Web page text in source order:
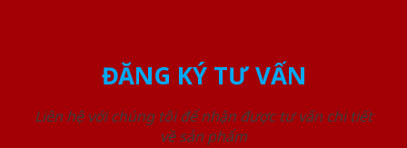
ĐĂNG KÝ TƯ VẤN
Liên hệ với chúng tôi để nhận được tư vấn chi tiết
về sản phẩm